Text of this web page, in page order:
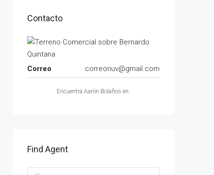
Contacto
Correo correonuv@gmail.com
Encuentra Aarón Bolaños en:
Find Agent